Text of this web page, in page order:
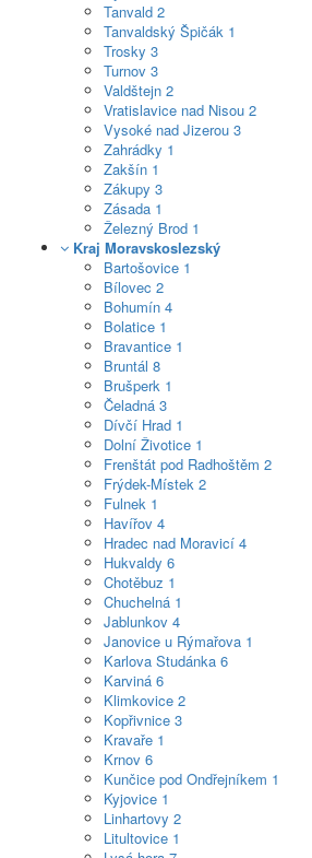
Tanvald 2
Tanvaldský Špičák 1
Trosky 3
Turnov 3
Valdštejn 2
Vratislavice nad Nisou 2
Vysoké nad Jizerou 3
Zahrádky 1
Zakšín 1
Zákupy 3
Zásada 1
Železný Brod 1
Kraj Moravskoslezský
Bartošovice 1
Bílovec 2
Bohumín 4
Bolatice 1
Bravantice 1
Bruntál 8
Brušperk 1
Čeladná 3
Dívčí Hrad 1
Dolní Životice 1
Frenštát pod Radhoštěm 2
Frýdek-Místek 2
Fulnek 1
Havířov 4
Hradec nad Moravicí 4
Hukvaldy 6
Chotěbuz 1
Chuchelná 1
Jablunkov 4
Janovice u Rýmařova 1
Karlova Studánka 6
Karviná 6
Klimkovice 2
Kopřivnice 3
Kravaře 1
Krnov 6
Kunčice pod Ondřejníkem 1
Kyjovice 1
Linhartovy 2
Litultovice 1